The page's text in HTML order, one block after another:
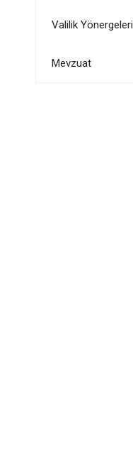
Valilik Yönergeleri
Mevzuat